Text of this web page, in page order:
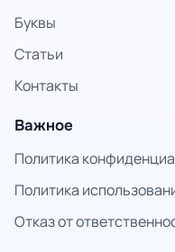
Буквы
Статьи
Контакты
Важное
Политика
Политика
Отказ от